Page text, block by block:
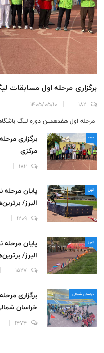
برگزاری مرحله اول مسابقات
182
1405/05/10
مرحله اول هفدهمین دوره لیگ
----
برگزاری
مرکزی
182
البرز
پایان
البرز/
1209
البرز
پایان
البرز/
1527
خراسان شمالی
برگزاری
خراسان
1474